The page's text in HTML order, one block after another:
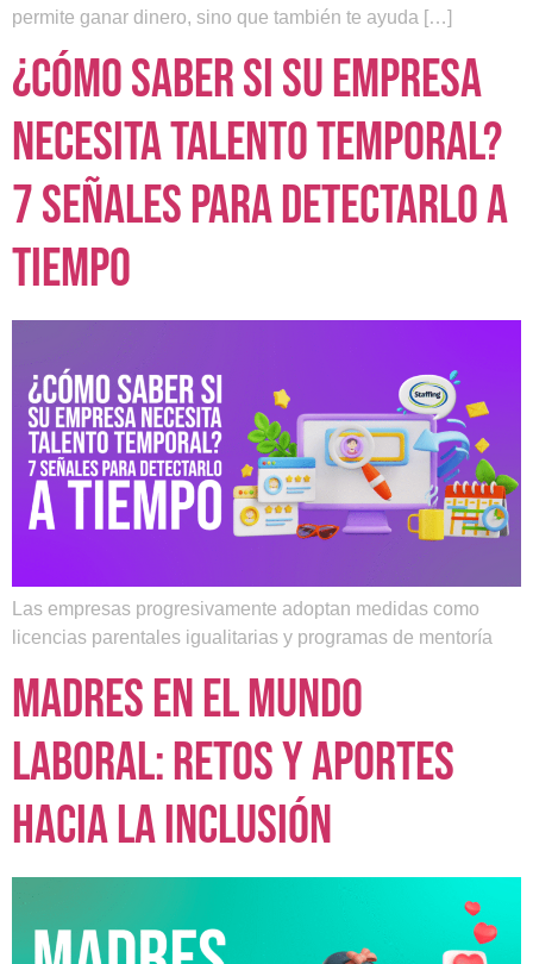
permite ganar dinero, sino que también te ayuda […]
¿Cómo saber si su empresa
necesita talento temporal?
7 señales para detectarlo a
tiempo
Las empresas progresivamente adoptan medidas como
licencias parentales igualitarias y programas de mentoría
Madres en el mundo
laboral: retos y aportes
hacia la inclusión